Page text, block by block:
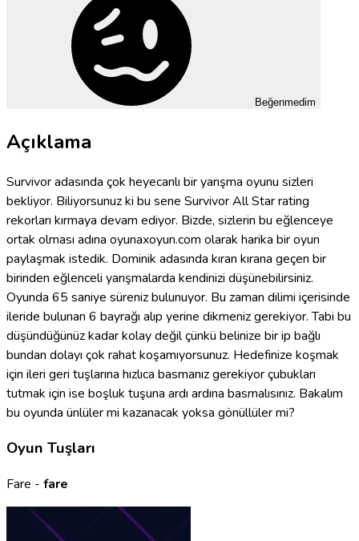
Beğenmedim
Açıklama
Survivor adasında çok heyecanlı bir yarışma oyunu sizleri
bekliyor. Biliyorsunuz ki bu sene Survivor All Star rating
rekorları kırmaya devam ediyor. Bizde, sizlerin bu eğlenceye
ortak olması adına oyunaxoyun.com olarak harika bir oyun
paylaşmak istedik. Dominik adasında kıran kırana geçen bir
birinden eğlenceli yarışmalarda kendinizi düşünebilirsiniz.
Oyunda 65 saniye süreniz bulunuyor. Bu zaman dilimi içerisinde
ileride bulunan 6 bayrağı alıp yerine dikmeniz gerekiyor. Tabi bu
düşündüğünüz kadar kolay değil çünkü belinize bir ip bağlı
bundan dolayı çok rahat koşamıyorsunuz. Hedefinize koşmak
için ileri geri tuşlarına hızlıca basmanız gerekiyor çubukları
tutmak için ise boşluk tuşuna ardı ardına basmalısınız. Bakalım
bu oyunda ünlüler mi kazanacak yoksa gönüllüler mi?
Oyun Tuşları
Fare - fare